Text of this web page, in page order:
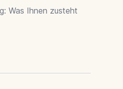
Was Ihnen zusteht